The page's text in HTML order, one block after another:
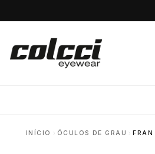
INÍCIO ÓCULOS DE GRAU FRAN